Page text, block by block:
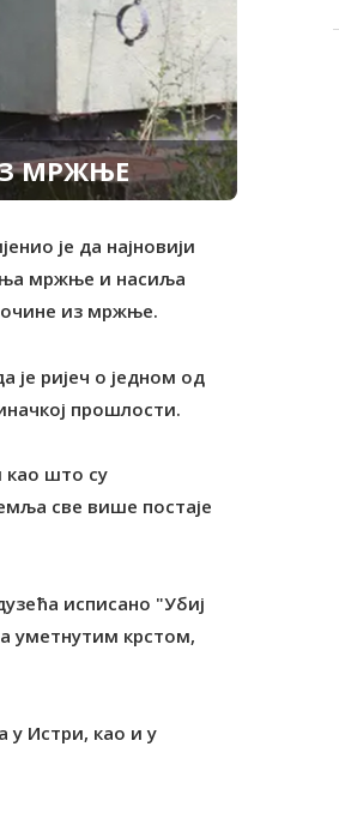
МРЖЊЕ
је да најновији
мржње и насиља
из мржње.
је ријеч о једном од
прошлости.
као што су
све више постаје
исписано "Убиј
уметнутим крстом,
у Истри, као и у